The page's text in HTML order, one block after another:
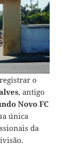
o
, antigo
Novo FC
única
da